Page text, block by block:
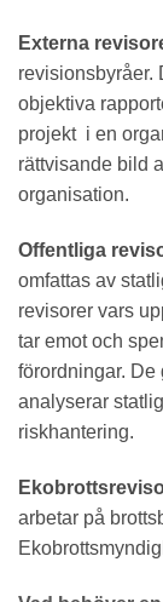
Externa
revisionsbyråer.
objektiva
projekt i en
rättvisande bild
organisation.
Offentliga
omfattas av
revisorer vars
tar emot och
förordningar. De
analyserar
riskhantering.
arbetar på